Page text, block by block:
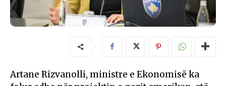
Artane Rizvanolli, ministre e Ekonomisë ka